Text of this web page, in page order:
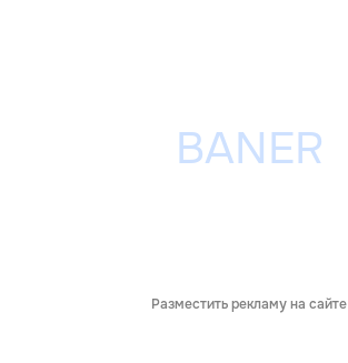
Разместить рекламу на сайте